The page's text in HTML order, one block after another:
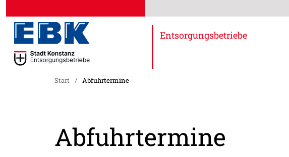
Entsorgungsbetriebe
Start / Abfuhrtermine
Abfuhrtermine